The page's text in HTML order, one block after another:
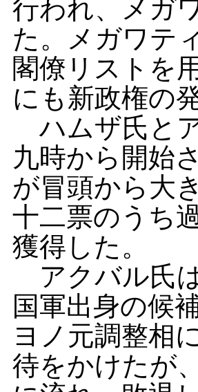
行われ、メガ
た。メガワテ
閣僚リストを
にも新政権の
ハムザ氏と
九時から開始
が冒頭から大
十二票のうち
獲得した。
アクバル氏
国軍出身の候
ヨノ元調整相
待をかけたが